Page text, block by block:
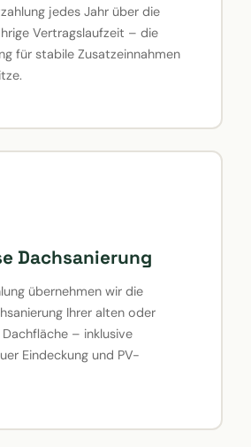
jedes Jahr über die
Vertragslaufzeit – die
für stabile Zusatzeinnahmen
Dachsanierung
übernehmen wir die
Ihrer alten oder
– inklusive
Eindeckung und PV-